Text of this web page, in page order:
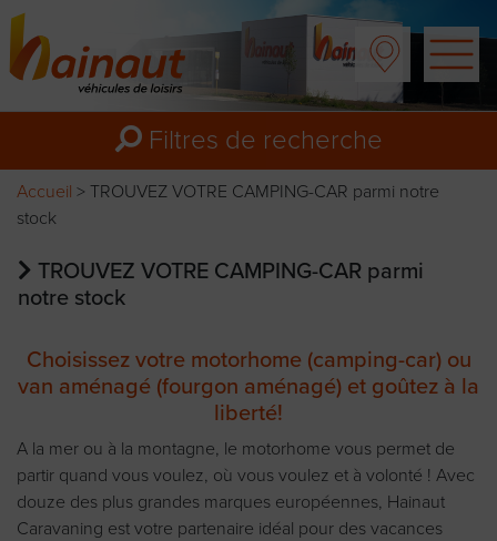
Filtres de recherche
Accueil > TROUVEZ VOTRE CAMPING-CAR parmi notre
stock
TROUVEZ VOTRE CAMPING-CAR parmi
notre stock
Choisissez votre motorhome (camping-car) ou
van aménagé (fourgon aménagé) et goûtez à la
liberté!
A la mer ou à la montagne, le motorhome vous permet de
partir quand vous voulez, où vous voulez et à volonté ! Avec
douze des plus grandes marques européennes, Hainaut
Caravaning est votre partenaire idéal pour des vacances